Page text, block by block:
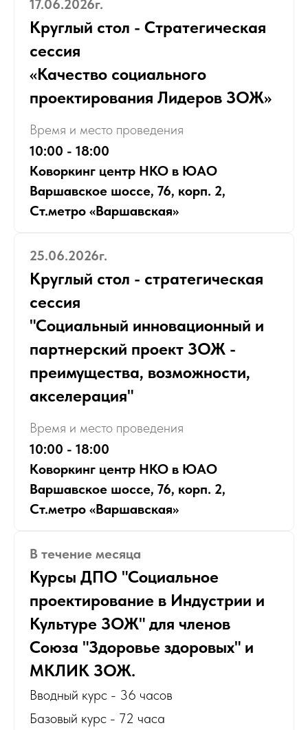
17.06.2026г.
Круглый стол - Стратегическая
сессия
«Качество социального
проектирования Лидеров ЗОЖ»
Время и место проведения
10:00 - 18:00
Коворкинг центр НКО в ЮАО
Варшавское шоссе, 76, корп. 2,
Ст.метро «Варшавская»
25.06.2026г.
Круглый стол - стратегическая
сессия
"Социальный инновационный и
партнерский проект ЗОЖ -
преимущества, возможности,
акселерация"
Время и место проведения
10:00 - 18:00
Коворкинг центр НКО в ЮАО
Варшавское шоссе, 76, корп. 2,
Ст.метро «Варшавская»
В течение месяца
Курсы ДПО "Социальное
проектирование в Индустрии и
Культуре ЗОЖ" для членов
Союза "Здоровье здоровых" и
МКЛИК ЗОЖ.
Вводный курс - 36 часов
Базовый курс - 72 часа